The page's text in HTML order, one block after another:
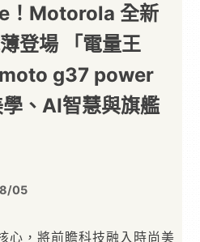
Motorola 全新
登場 「電量王
g37 power
、AI智慧與旗艦
05
心，將前瞻科技融入時尚美